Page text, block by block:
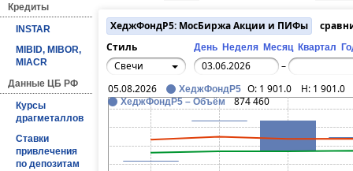
Кредиты
INSTAR
MIBID, MIBOR,
MIACR
Данные ЦБ РФ
Курсы
драгметаллов
Ставки
привлечения
по депозитам
ХеджФондР5: МосБиржа Акции и ПИФы
Стиль
День Неделя Месяц Квартал
Свечи
–
05.08.2026
ХеджФондР5 O: 1 901.0 H: 1 901.0
ХеджФондР5 – Объём 874 460